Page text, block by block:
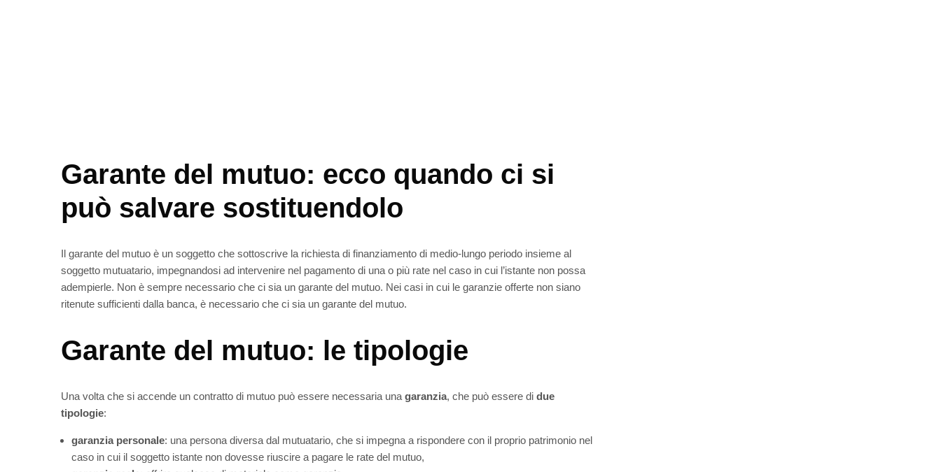
Garante del mutuo: ecco quando ci si
può salvare sostituendolo
Il garante del mutuo è un soggetto che sottoscrive la richiesta di finanziamento di medio-lungo periodo insieme al
soggetto mutuatario, impegnandosi ad intervenire nel pagamento di una o più rate nel caso in cui l’istante non possa
adempierle. Non è sempre necessario che ci sia un garante del mutuo. Nei casi in cui le garanzie offerte non siano
ritenute sufficienti dalla banca, è necessario che ci sia un garante del mutuo.
Garante del mutuo: le tipologie
Una volta che si accende un contratto di mutuo può essere necessaria una garanzia, che può essere di due
tipologie:
garanzia personale: una persona diversa dal mutuatario, che si impegna a rispondere con il proprio patrimonio nel
caso in cui il soggetto istante non dovesse riuscire a pagare le rate del mutuo,